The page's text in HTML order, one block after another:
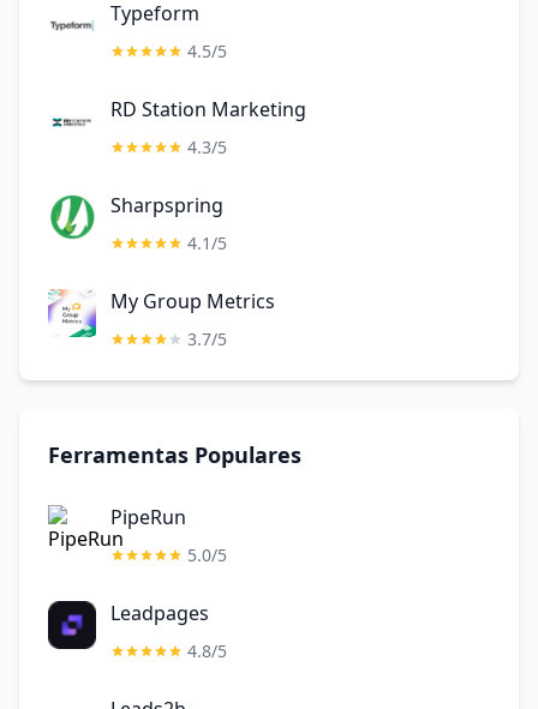
Typeform
4.5/5
RD Station Marketing
4.3/5
Sharpspring
4.1/5
My Group Metrics
3.7/5
Ferramentas Populares
PipeRun
5.0/5
Leadpages
4.8/5